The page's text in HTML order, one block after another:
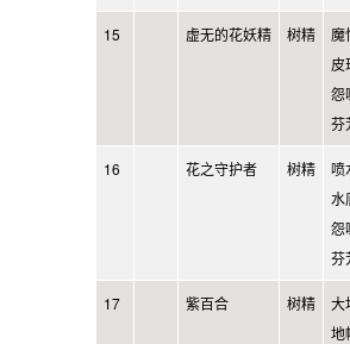
15 虚无的花妖精 树精
魔
皮
怨
芬
16 花之守护者 树精
喷
水
怨
芬
17 紫百合 树精
大
地